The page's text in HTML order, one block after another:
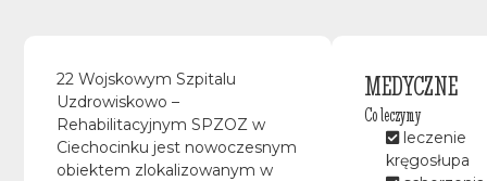
22 Wojskowym Szpitalu
Uzdrowiskowo –
Rehabilitacyjnym SPZOZ w
Ciechocinku jest nowoczesnym
obiektem zlokalizowanym w
MEDYCZNE
Co leczymy
leczenie
kręgosłupa